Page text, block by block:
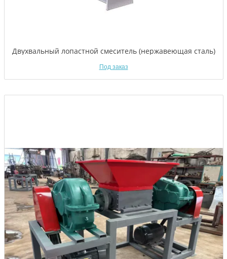
Двухвальный лопастной смеситель (нержавеющая сталь)
Под заказ